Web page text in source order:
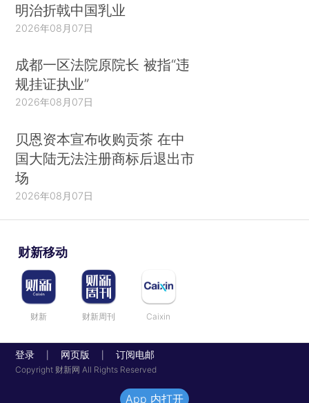
明治折戟中国乳业
2026年08月07日
成都一区法院原院长 被指“违
规挂证执业”
2026年08月07日
贝恩资本宣布收购贡茶 在中
国大陆无法注册商标后退出市
场
2026年08月07日
财新移动
财新 财新周刊 Caixin
登录 网页版 订阅电邮
Copyright 财新网 All Rights Reserved
App 内打开